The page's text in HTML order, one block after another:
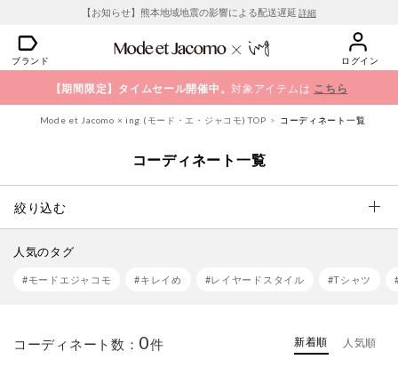
【お知らせ】熊本地域地震の影響による配送遅延 詳細
ブランド ログイン
【期間限定】タイムセール開催中。対象アイテムは こちら
Mode et Jacomo × ing (モード・エ・ジャコモ) TOP コーディネート一覧
コーディネート一覧
絞り込む
人気のタグ
#モードエジャコモ #キレイめ #レイヤードスタイル #Tシャツ
コーディネート数： 0件 新着順 人気順